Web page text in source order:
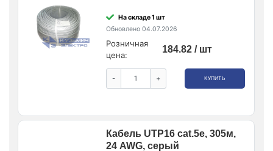
На складе 1 шт
Обновлено 04.07.2026
Розничная
цена:
184.82 / шт
- + КУПИТЬ
Кабель UTP16 cat.5e, 305м,
24 AWG, серый